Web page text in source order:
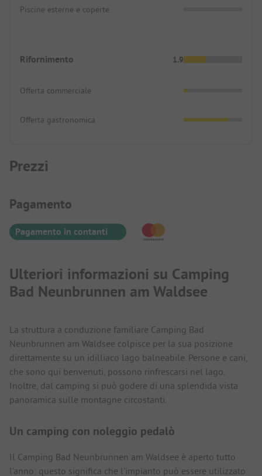
Piscine esterne e coperte
Rifornimento 1.9
Offerta commerciale
Offerta gastronomica
Prezzi
Informazioni sul pagamento
Pagamento
Pagamento in contanti
Ulteriori informazioni su Camping
Bad Neunbrunnen am Waldsee
La struttura a conduzione familiare Camping Bad
Neunbrunnen am Waldsee colpisce per la sua posizione
direttamente su un idilliaco lago balneabile. Persone e cani,
che sono qui benvenuti, possono rinfrescarsi nel lago.
Inoltre, dal camping si può godere di una splendida vista
panoramica sulle montagne circostanti.
Un camping con noleggio pedalò
Il Camping Bad Neunbrunnen am Waldsee è aperto tutto
l'anno: questo significa che l'impianto può essere utilizzato